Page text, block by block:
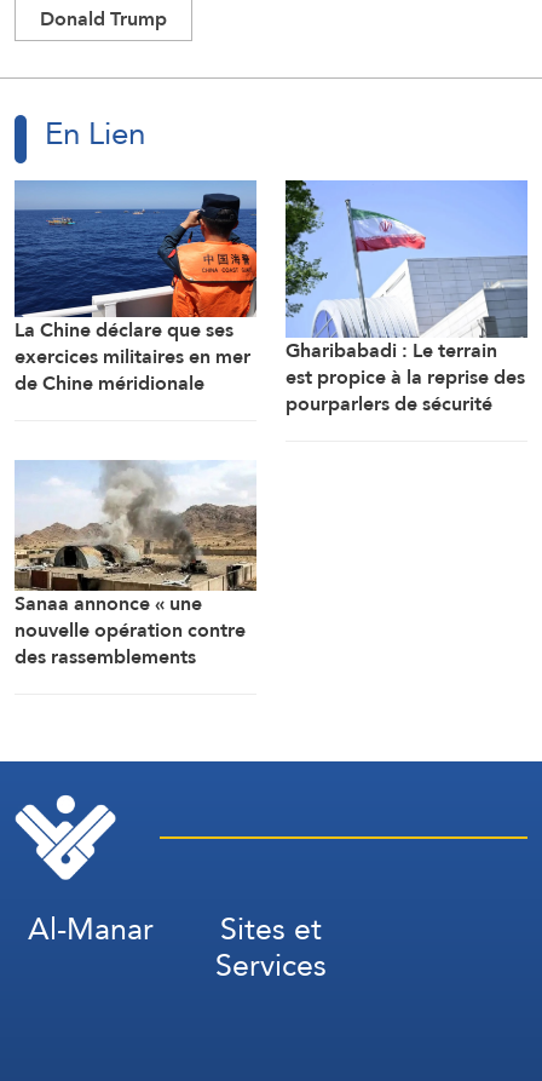
Donald Trump
En Lien
La Chine déclare que ses
exercices militaires en mer
de Chine méridionale
Philippines
Gharibabadi : Le terrain
est propice à la reprise des
pourparlers de sécurité
Sanaa annonce « une
nouvelle opération contre
des rassemblements
Al-Manar Sites et
Services